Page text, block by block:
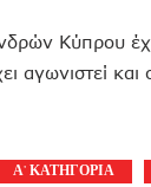
Κύπρου
αγωνιστεί και
Α' ΚΑΤΗΓΟΡΙΑ